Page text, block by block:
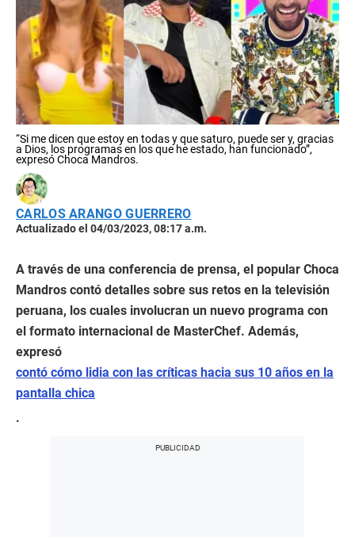
“Si me dicen que estoy en todas y que saturo, puede ser y, gracias
a Dios, los programas en los que he estado, han funcionado”,
expresó Choca Mandros.
CARLOS ARANGO GUERRERO
Actualizado el 04/03/2023, 08:17 a.m.
A través de una conferencia de prensa, el popular Choca
Mandros contó detalles sobre sus retos en la televisión
peruana, los cuales involucran un nuevo programa con
el formato internacional de MasterChef. Además,
expresó
contó cómo lidia con las críticas hacia sus 10 años en la
pantalla chica
.